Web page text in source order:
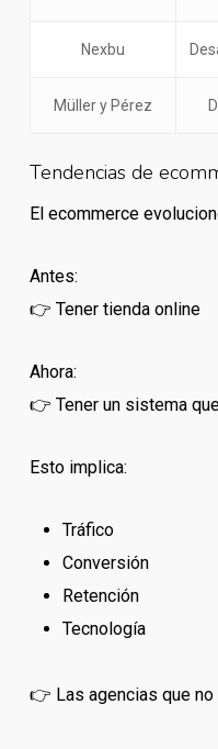
Nexbu
Müller y Pérez
Tendencias de
El ecommerce
Antes:
👉 Tener tienda online
Ahora:
👉 Tener un sistema
Esto implica:
Tráfico
Conversión
Retención
Tecnología
👉 Las agencias que no